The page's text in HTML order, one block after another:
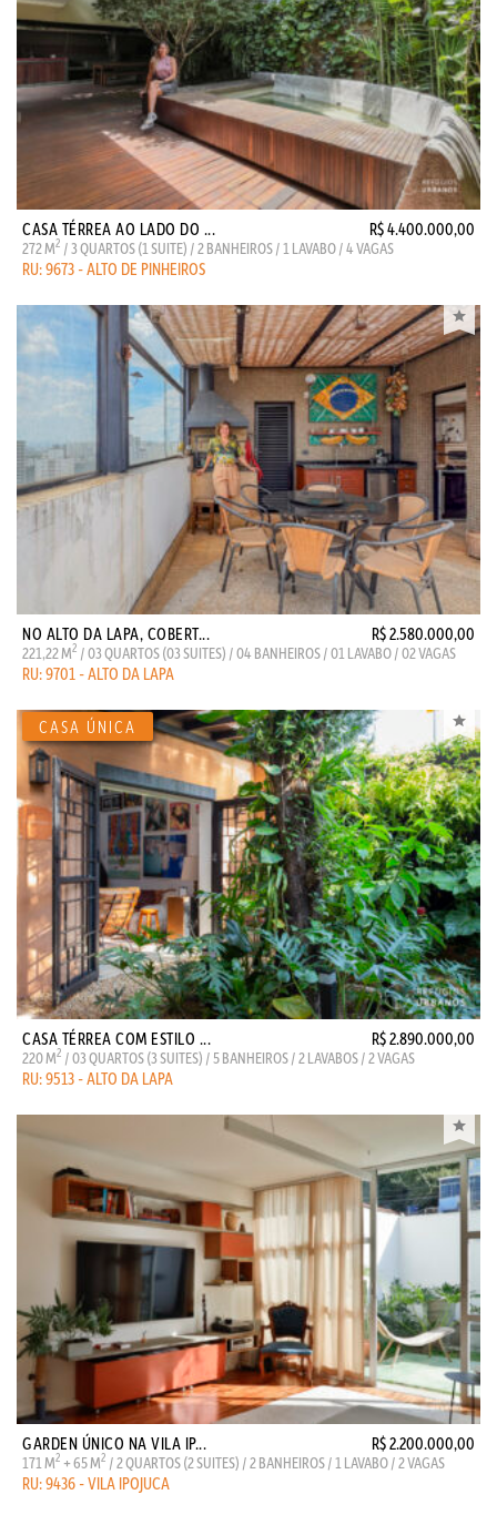
CASA TÉRREA AO LADO DO ... R$ 4.400.000,00
272 M2 / 3 QUARTOS (1 SUITE) / 2 BANHEIROS / 1 LAVABO / 4 VAGAS
RU: 9673 - ALTO DE PINHEIROS
NO ALTO DA LAPA, COBERT... R$ 2.580.000,00
221,22 M2 / 03 QUARTOS (03 SUITES) / 04 BANHEIROS / 01 LAVABO / 02 VAGAS
RU: 9701 - ALTO DA LAPA
CASA TÉRREA COM ESTILO ... R$ 2.890.000,00
220 M2 / 03 QUARTOS (3 SUITES) / 5 BANHEIROS / 2 LAVABOS / 2 VAGAS
RU: 9513 - ALTO DA LAPA
GARDEN ÚNICO NA VILA IP... R$ 2.200.000,00
171 M2 + 65 M2 / 2 QUARTOS (2 SUITES) / 2 BANHEIROS / 1 LAVABO / 2 VAGAS
RU: 9436 - VILA IPOJUCA